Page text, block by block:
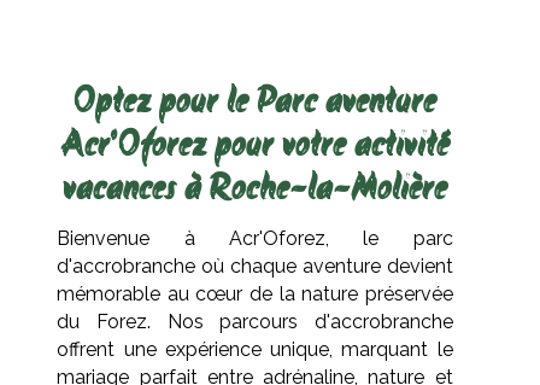
Optez pour le Parc aventure
Acr'Oforez pour votre activité
vacances à Roche-la-Molière
Bienvenue à Acr'Oforez, le parc
d'accrobranche où chaque aventure devient
mémorable au cœur de la nature préservée
du Forez. Nos parcours d'accrobranche
offrent une expérience unique, marquant le
mariage parfait entre adrénaline, nature et